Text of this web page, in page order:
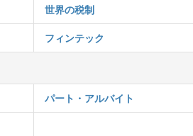
世界の税制
フィンテック
パート・アルバイト